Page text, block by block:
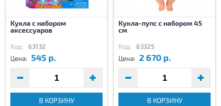
Кукла с набором
аксессуаров
Код: 63132
Цена: 545 р.
В КОРЗИНУ
Кукла-пупс с набором 45
см
Код: 63325
Цена: 2 670 р.
В КОРЗИНУ